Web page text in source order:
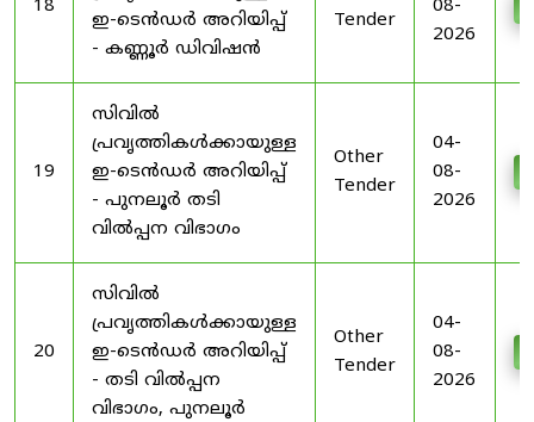
18
ഇ-ടെൻഡർ അറിയിപ്പ്
- കണ്ണൂർ ഡിവിഷൻ
Tender
08-
2026
19
സിവിൽ
പ്രവൃത്തികൾക്കായുള്ള
ഇ-ടെൻഡർ അറിയിപ്പ്
- പുനലൂർ തടി
വിൽപ്പന വിഭാഗം
Other
Tender
04-
08-
2026
20
സിവിൽ
പ്രവൃത്തികൾക്കായുള്ള
ഇ-ടെൻഡർ അറിയിപ്പ്
- തടി വിൽപ്പന
വിഭാഗം, പുനലൂർ
Other
Tender
04-
08-
2026